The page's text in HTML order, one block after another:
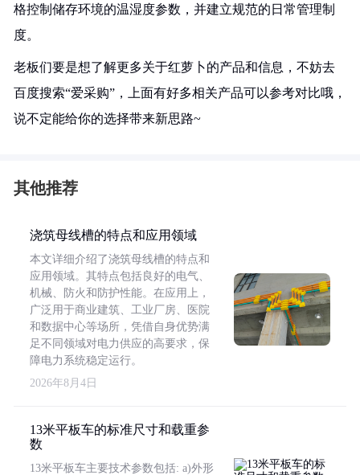
格控制储存环境的温湿度参数，并建立规范的日常管理制
度。
老板们要是想了解更多关于红萝卜的产品和信息，不妨去
百度搜索“爱采购”，上面有好多相关产品可以参考对比哦，
说不定能给你的选择带来新思路~
其他推荐
浇筑母线槽的特点和应用领域
本文详细介绍了浇筑母线槽的特点和
应用领域。其特点包括良好的电气、
机械、防火和防护性能。在应用上，
广泛用于商业建筑、工业厂房、医院
和数据中心等场所，凭借自身优势满
足不同领域对电力供应的高要求，保
障电力系统稳定运行。
2026年8月4日
13米平板车的标准尺寸和载重参
数
13米平板车主要技术参数包括: a)外形